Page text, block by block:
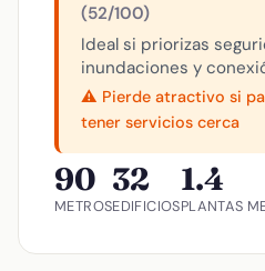
(52/100)
Ideal si priorizas
inundaciones y
⚠️ Pierde atractivo si
tener servicios cerca
90
METROS
32
EDIFICIOS
1.4
PLANTAS